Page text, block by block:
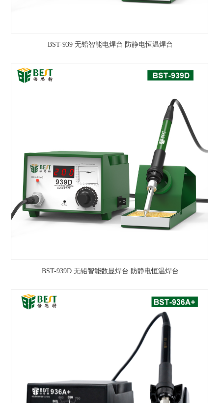
BST-939 无铅智能电焊台 防静电恒温焊台
BST-939D 无铅智能数显焊台 防静电恒温焊台